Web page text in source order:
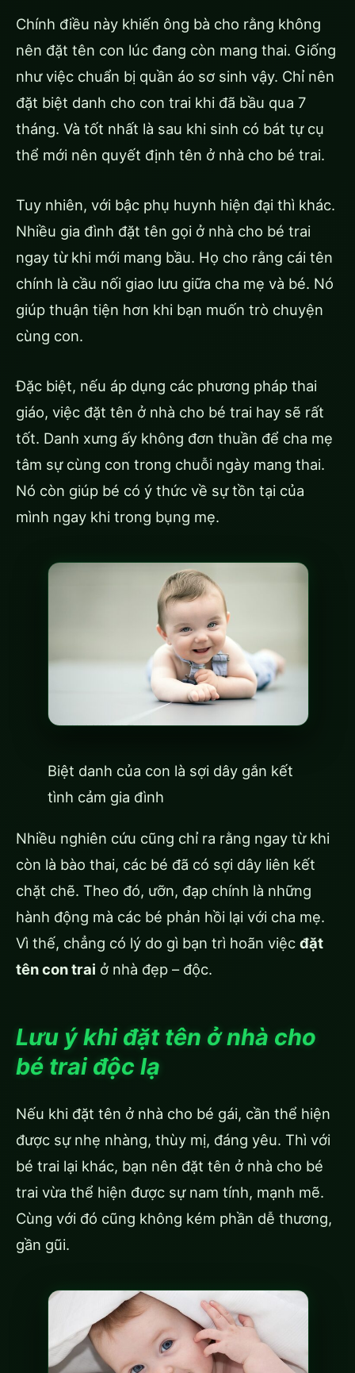
Chính điều này khiến ông bà cho rằng không
nên đặt tên con lúc đang còn mang thai. Giống
như việc chuẩn bị quần áo sơ sinh vậy. Chỉ nên
đặt biệt danh cho con trai khi đã bầu qua 7
tháng. Và tốt nhất là sau khi sinh có bát tự cụ
thể mới nên quyết định tên ở nhà cho bé trai.
Tuy nhiên, với bậc phụ huynh hiện đại thì khác.
Nhiều gia đình đặt tên gọi ở nhà cho bé trai
ngay từ khi mới mang bầu. Họ cho rằng cái tên
chính là cầu nối giao lưu giữa cha mẹ và bé. Nó
giúp thuận tiện hơn khi bạn muốn trò chuyện
cùng con.
Đặc biệt, nếu áp dụng các phương pháp thai
giáo, việc đặt tên ở nhà cho bé trai hay sẽ rất
tốt. Danh xưng ấy không đơn thuần để cha mẹ
tâm sự cùng con trong chuỗi ngày mang thai.
Nó còn giúp bé có ý thức về sự tồn tại của
mình ngay khi trong bụng mẹ.
Biệt danh của con là sợi dây gắn kết
tình cảm gia đình
Nhiều nghiên cứu cũng chỉ ra rằng ngay từ khi
còn là bào thai, các bé đã có sợi dây liên kết
chặt chẽ. Theo đó, ưỡn, đạp chính là những
hành động mà các bé phản hồi lại với cha mẹ.
Vì thế, chẳng có lý do gì bạn trì hoãn việc đặt
tên con trai ở nhà đẹp – độc.
Lưu ý khi đặt tên ở nhà cho
bé trai độc lạ
Nếu khi đặt tên ở nhà cho bé gái, cần thể hiện
được sự nhẹ nhàng, thùy mị, đáng yêu. Thì với
bé trai lại khác, bạn nên đặt tên ở nhà cho bé
trai vừa thể hiện được sự nam tính, mạnh mẽ.
Cùng với đó cũng không kém phần dễ thương,
gần gũi.